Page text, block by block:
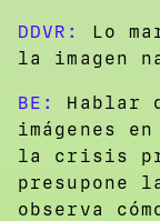
DDVR:
Lo
la imagen
BE:
Hablar
imágenes
la crisis
presupone
observa